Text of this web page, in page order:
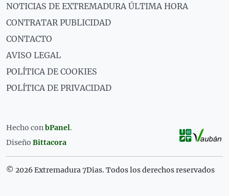
NOTICIAS DE EXTREMADURA ÚLTIMA HORA
CONTRATAR PUBLICIDAD
CONTACTO
AVISO LEGAL
POLÍTICA DE COOKIES
POLÍTICA DE PRIVACIDAD
Hecho conbPanel.
Diseño Bittacora
© 2026 Extremadura 7Dias. Todos los derechos reservados